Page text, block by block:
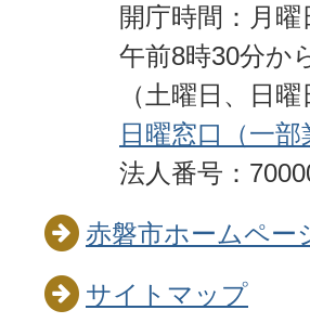
開庁時間：月曜
午前8時30分か
（土曜日、日
日曜窓口（一部
法人番号：
赤磐市ホームペー
サイトマップ